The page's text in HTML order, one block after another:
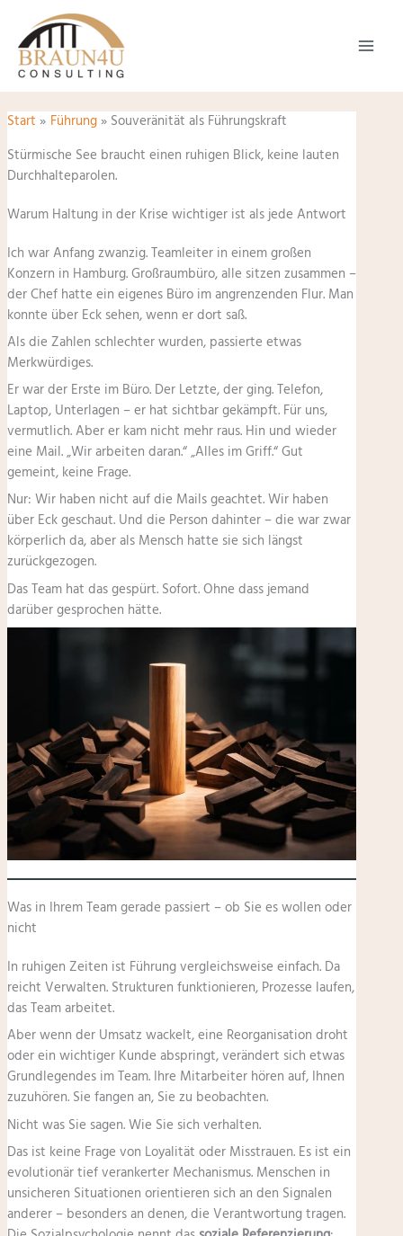
Inhalt
springen
Start Führung
Souveränität als Führungskraft
Stürmische See braucht einen ruhigen Blick, keine lauten
Durchhalteparolen.
Warum Haltung in der Krise wichtiger ist als jede Antwort
Ich war Anfang zwanzig. Teamleiter in einem großen
Konzern in Hamburg. Großraumbüro, alle sitzen zusammen –
der Chef hatte ein eigenes Büro im angrenzenden Flur. Man
konnte über Eck sehen, wenn er dort saß.
Als die Zahlen schlechter wurden, passierte etwas
Merkwürdiges.
Er war der Erste im Büro. Der Letzte, der ging. Telefon,
Laptop, Unterlagen – er hat sichtbar gekämpft. Für uns,
vermutlich. Aber er kam nicht mehr raus. Hin und wieder
eine Mail. „Wir arbeiten daran.“ „Alles im Griff.“ Gut
gemeint, keine Frage.
Nur: Wir haben nicht auf die Mails geachtet. Wir haben
über Eck geschaut. Und die Person dahinter – die war zwar
körperlich da, aber als Mensch hatte sie sich längst
zurückgezogen.
Das Team hat das gespürt. Sofort. Ohne dass jemand
darüber gesprochen hätte.
Was in Ihrem Team gerade passiert – ob Sie es wollen oder
nicht
In ruhigen Zeiten ist Führung vergleichsweise einfach. Da
reicht Verwalten. Strukturen funktionieren, Prozesse laufen,
das Team arbeitet.
Aber wenn der Umsatz wackelt, eine Reorganisation droht
oder ein wichtiger Kunde abspringt, verändert sich etwas
Grundlegendes im Team. Ihre Mitarbeiter hören auf, Ihnen
zuzuhören. Sie fangen an, Sie zu beobachten.
Nicht was Sie sagen. Wie Sie sich verhalten.
Das ist keine Frage von Loyalität oder Misstrauen. Es ist ein
evolutionär tief verankerter Mechanismus. Menschen in
unsicheren Situationen orientieren sich an den Signalen
anderer – besonders an denen, die Verantwortung tragen.